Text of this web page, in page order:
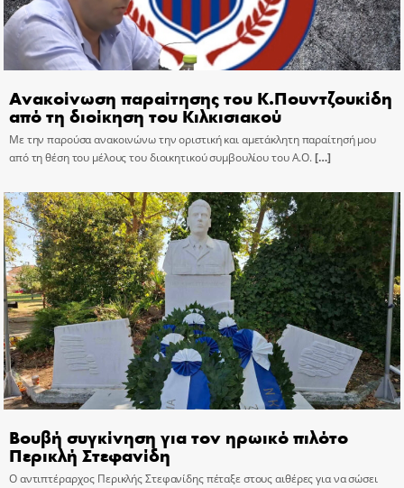
Ανακοίνωση παραίτησης του Κ.Πουντζουκίδη
από τη διοίκηση του Κιλκισιακού
Με την παρούσα ανακοινώνω την οριστική και αμετάκλητη παραίτησή μου
από τη θέση του μέλους του διοικητικού συμβουλίου του Α.Ο.[…]
Βουβή συγκίνηση για τον ηρωικό πιλότο
Περικλή Στεφανίδη
Ο αντιπτέραρχος Περικλής Στεφανίδης πέταξε στους αιθέρες για να σώσει